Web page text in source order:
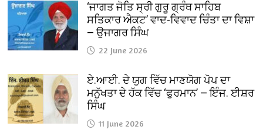
‘ਜਾਗਤ ਜੋਤਿ ਸ੍ਰੀ ਗੁਰੂ ਗ੍ਰੰਥ ਸਾਹਿਬ
ਸਤਿਕਾਰ ਐਕਟ’ ਵਾਦ-ਵਿਵਾਦ ਚਿੰਤਾ ਦਾ ਵਿਸ਼ਾ
— ਉਜਾਗਰ ਸਿੰਘ
22 June 2026
ਏ.ਆਈ. ਦੇ ਯੁਗ ਵਿੱਚ ਮਾਣਯੋਗ ਪੋਪ ਦਾ
ਮਨੁੱਖਤਾ ਦੇ ਹੱਕ ਵਿੱਚ ‘ਫੁਰਮਾਨ’ — ਇੰਜ. ਈਸ਼ਰ
ਸਿੰਘ
11 June 2026